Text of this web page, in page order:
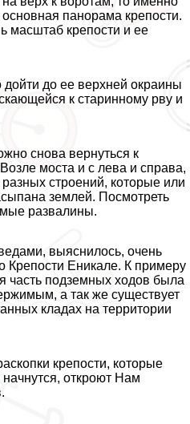
основная панорама крепости.
масштаб крепости и ее
до ее верхней окраины
к старинному рву и
снова вернуться к
моста и с лева и справа,
строений, которые или
землей. Посмотреть
развалины.
выяснилось, очень
Крепости Еникале. К примеру
часть подземных ходов была
а так же существует
кладах на территории
крепости, которые
откроют Нам